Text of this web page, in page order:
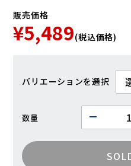
販売価格
¥5,489(税込価格)
バリエーション
数量